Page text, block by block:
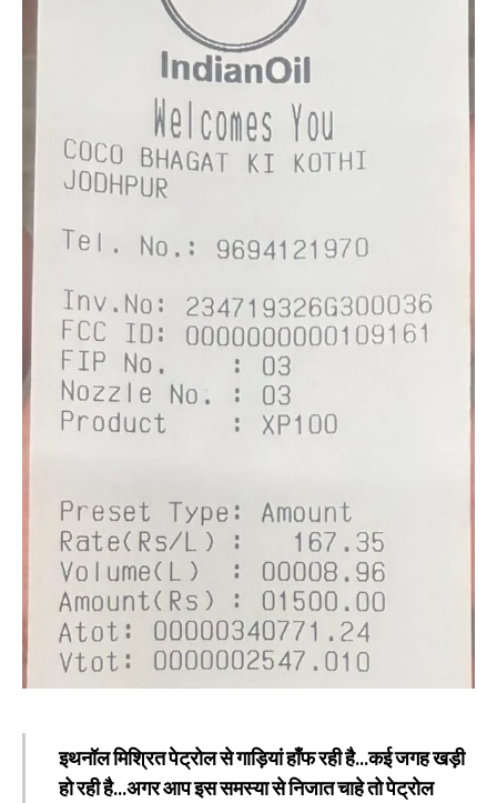
इथनॉल मिश्रित पेट्रोल से गाड़ियां हाँफ रही है…कई जगह खड़ी
हो रही है…अगर आप इस समस्या से निजात चाहे तो पेट्रोल